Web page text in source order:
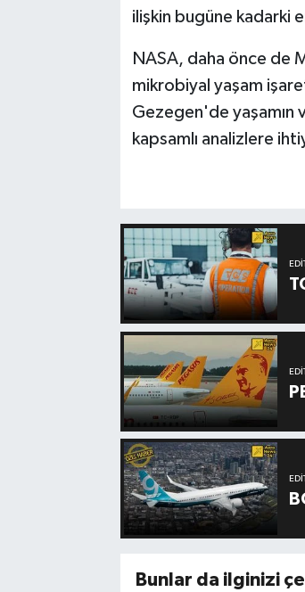
ilişkin bugüne kadarki
NASA, daha önce de
mikrobiyal yaşam
Gezegen'de yaşamın
kapsamlı analizlere
Bunlar da ilginizi